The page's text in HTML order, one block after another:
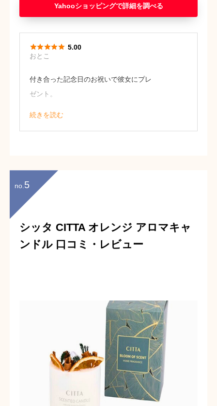
Yahooショッピング
付き合った記念日のお祝いで彼女にプレ
ゼント。
続きを読む
おとこ
 5.00
no. 5
シッタ CITTA オレンジ アロマキャ
ンドル 口コミ・レビュー